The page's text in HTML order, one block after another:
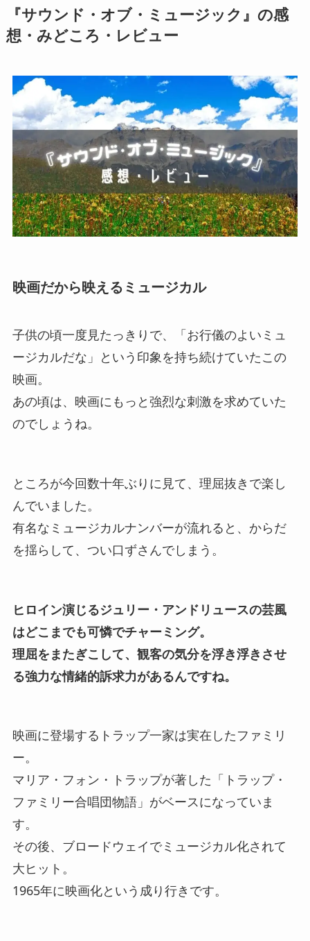
『サウンド・オブ・ミュージック』の感
想・みどころ・レビュー
映画だから映えるミュージカル
子供の頃一度見たっきりで、「お行儀のよいミュ
ージカルだな」という印象を持ち続けていたこの
映画。
あの頃は、映画にもっと強烈な刺激を求めていた
のでしょうね。
ところが今回数十年ぶりに見て、理屈抜きで楽し
んでいました。
有名なミュージカルナンバーが流れると、からだ
を揺らして、つい口ずさんでしまう。
ヒロイン演じるジュリー・アンドリュースの芸風
はどこまでも可憐でチャーミング。
理屈をまたぎこして、観客の気分を浮き浮きさせ
る強力な情緒的訴求力があるんですね。
映画に登場するトラップ一家は実在したファミリ
ー。
マリア・フォン・トラップが著した「トラップ・
ファミリー合唱団物語」がベースになっていま
す。
その後、ブロードウェイでミュージカル化されて
大ヒット。
1965年に映画化という成り行きです。